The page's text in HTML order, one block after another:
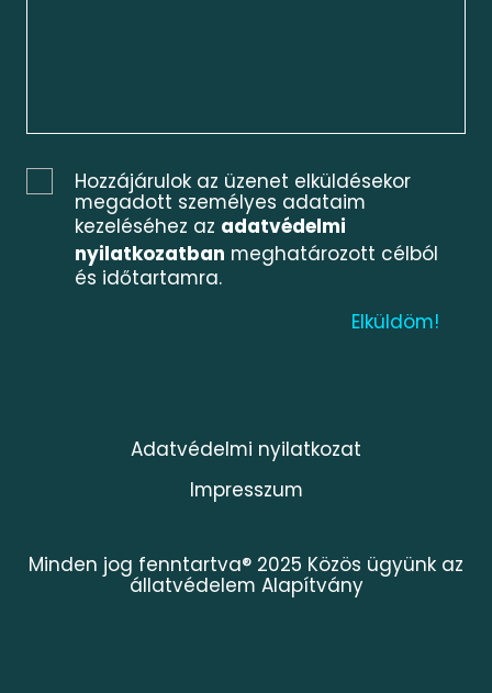
Hozzájárulok az üzenet elküldésekor
megadott személyes adataim
kezeléséhez az adatvédelmi
nyilatkozatban meghatározott célból
és időtartamra.
Minden jog fenntartva® 2025 Közös ügyünk az
állatvédelem Alapítvány
Adatvédelmi nyilatkozat
Impresszum